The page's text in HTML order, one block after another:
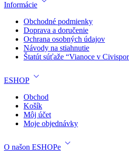
Informácie
Obchodné podmienky
Doprava a doručenie
Ochrana osobných údajov
Návody na stiahnutie
Štatút súťaže “Vianoce v
ESHOP
Obchod
Košík
Môj účet
Moje objednávky
O našon ESHOPe